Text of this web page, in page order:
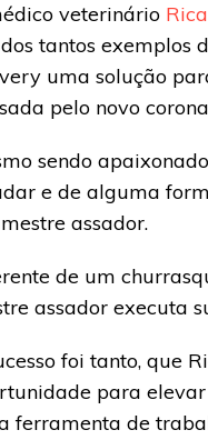
veterinário
tantos exemplos
uma solução
pelo novo
sendo
e de alguma
assador.
de um
assador executa
foi tanto, que
para elevar
ferramenta de